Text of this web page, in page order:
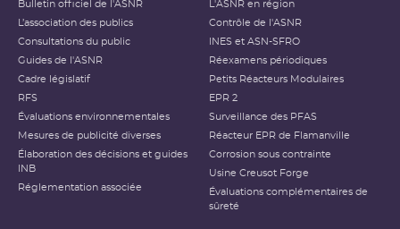
Bulletin officiel de l'ASNR
L’association des publics
Consultations du public
Guides de l'ASNR
Cadre législatif
RFS
Évaluations environnementales
Mesures de publicité diverses
Élaboration des décisions et guides
INB
Réglementation associée
L'ASNR en région
Contrôle de l'ASNR
INES et ASN-SFRO
Réexamens périodiques
Petits Réacteurs Modulaires
EPR 2
Surveillance des PFAS
Réacteur EPR de Flamanville
Corrosion sous contrainte
Usine Creusot Forge
Évaluations complémentaires de
sûreté